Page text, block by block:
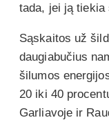
tada, jei ją tiekia
Sąskaitos už
daugiabučius
šilumos
20 iki 40
Garliavoje ir